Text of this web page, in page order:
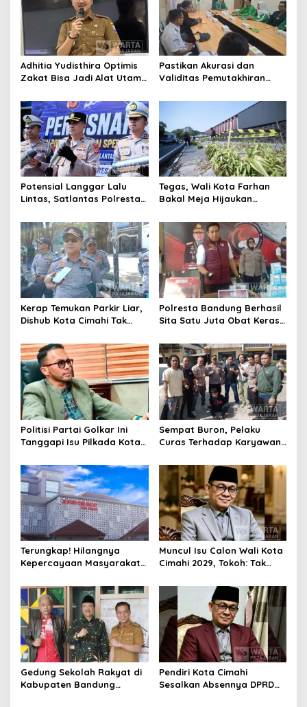
Adhitia Yudisthira Optimis
Zakat Bisa Jadi Alat Utama
Kota Cimahi
Pastikan Akurasi dan
Validitas Pemutakhiran
Cimahi Lakukan
Potensial Langgar Lalu
Lintas, Satlantas Polresta
Motor Berknalpot Brong
Tegas, Wali Kota Farhan
Bakal Meja Hijaukan
Riau
Kerap Temukan Parkir Liar,
Dishub Kota Cimahi Tak
Pembinaan
Polresta Bandung Berhasil
Sita Satu Juta Obat Keras
Kasus Narkoba
Politisi Partai Golkar Ini
Tanggapi Isu Pilkada Kota
Sempat Buron, Pelaku
Curas Terhadap Karyawan
Ditangkap Polisi
Terungkap! Hilangnya
Kepercayaan Masyarakat
Rebranding RSUD Cibabat
Muncul Isu Calon Wali Kota
Cimahi 2029, Tokoh: Tak
Legitimasi Parpol
Gedung Sekolah Rakyat di
Kabupaten Bandung
Pendiri Kota Cimahi
Sesalkan Absennya DPRD